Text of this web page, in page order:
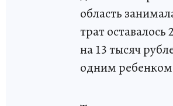
область
трат
на 13 тысяч
одним ребенком